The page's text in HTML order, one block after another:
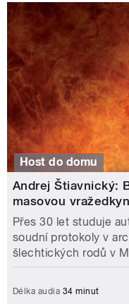
Host do domu
Andrej Štiavnický:
masovou
Přes 30 let studuje
soudní protokoly v
šlechtických rodů v
Délka audia 34 minut